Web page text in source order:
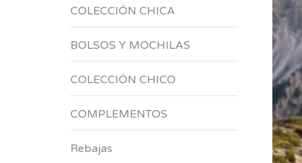
COLECCIÓN CHICA
BOLSOS Y MOCHILAS
COLECCIÓN CHICO
COMPLEMENTOS
Rebajas